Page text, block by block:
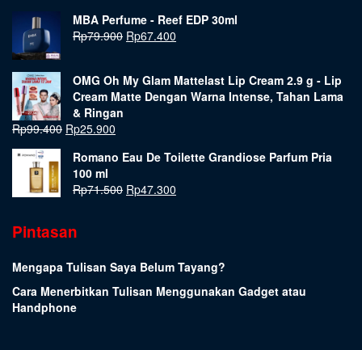
MBA Perfume - Reef EDP 30ml
Rp79.900 Rp67.400
OMG Oh My Glam Mattelast Lip Cream 2.9 g - Lip
Cream Matte Dengan Warna Intense, Tahan Lama
& Ringan
Rp99.400 Rp25.900
Romano Eau De Toilette Grandiose Parfum Pria
100 ml
Rp71.500 Rp47.300
Pintasan
Mengapa Tulisan Saya Belum Tayang?
Cara Menerbitkan Tulisan Menggunakan Gadget atau
Handphone